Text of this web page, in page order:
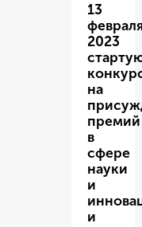
13
февраля
2023
на
премий
в
сфере
науки
и
и